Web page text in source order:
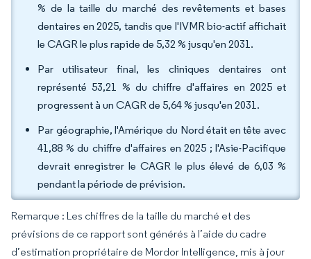
% de la taille du marché des revêtements et bases
dentaires en 2025, tandis que l'IVMR bio-actif affichait
le CAGR le plus rapide de 5,32 % jusqu'en 2031.
Par utilisateur final, les cliniques dentaires ont
représenté 53,21 % du chiffre d'affaires en 2025 et
progressent à un CAGR de 5,64 % jusqu'en 2031.
Par géographie, l'Amérique du Nord était en tête avec
41,88 % du chiffre d'affaires en 2025 ; l'Asie-Pacifique
devrait enregistrer le CAGR le plus élevé de 6,03 %
pendant la période de prévision.
Remarque : Les chiffres de la taille du marché et des
prévisions de ce rapport sont générés à l’aide du cadre
d’estimation propriétaire de Mordor Intelligence, mis à jour